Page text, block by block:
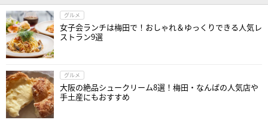
グルメ
女子会ランチは梅田で！おしゃれ＆ゆっくりできる人気レ
ストラン9選
グルメ
大阪の絶品シュークリーム8選！梅田・なんばの人気店や
手土産にもおすすめ